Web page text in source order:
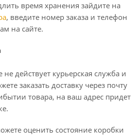
время хранения зайдите на
, введите номер заказа и телефон
на сайте.
действует курьерская служба и
заказать доставку через почту
товара, на ваш адрес придет
оценить состояние коробки